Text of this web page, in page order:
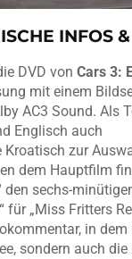
INFOS
DVD von Cars 3:
mit einem
AC3 Sound. Als
Englisch auch
zur
dem Hauptfilm
den sechs-
für „Miss Fritters
in dem
sondern auch